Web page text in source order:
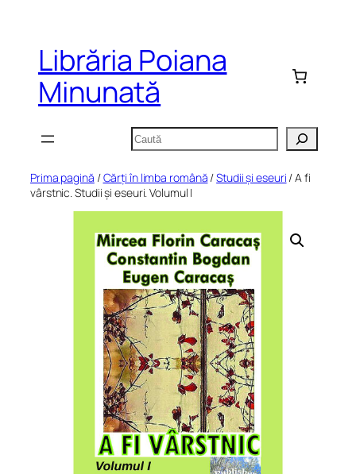
conținutLibrăria Poiana
Minunată
Caută
Prima pagină /Cărți în limba română /Studii și eseuri / A fi
vârstnic. Studii și eseuri. Volumul I